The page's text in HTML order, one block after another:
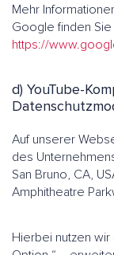
Mehr
Google finden
https://
d) YouTube-
Auf unserer
des
San Bruno, CA,
Amphitheatre
Hierbei nutzen